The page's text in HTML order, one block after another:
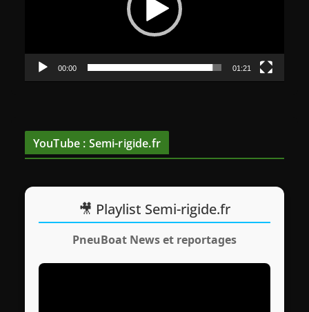
i
o
00:00 01:21
YouTube : Semi-rigide.fr
🎥 Playlist Semi-rigide.fr
PneuBoat News et reportages